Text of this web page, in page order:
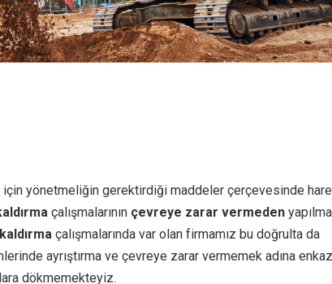
için yönetmeliğin gerektirdiği maddeler çerçevesinde
çalışmalarının çevreye zarar vermeden
çalışmalarında var olan firmamız bu doğrulta da
ayrıştırma ve çevreye zarar vermemek adına
dökmemekteyiz.